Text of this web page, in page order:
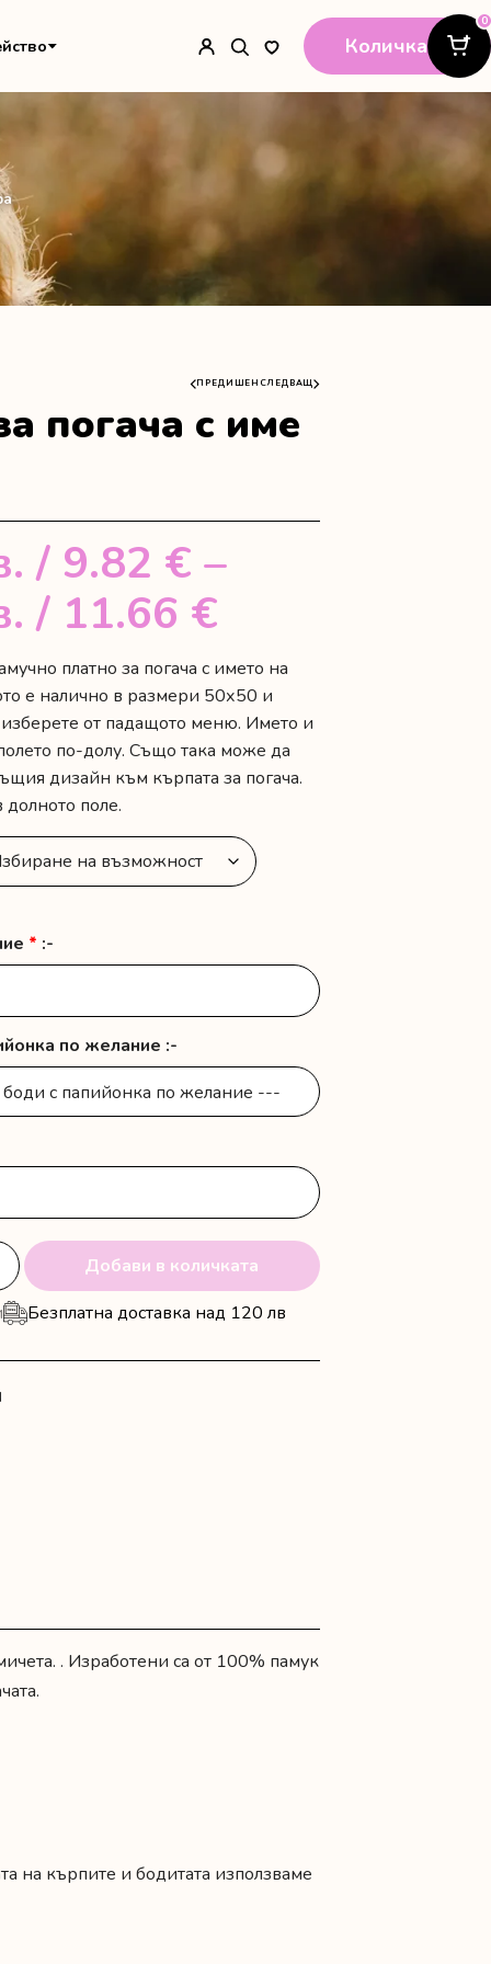
Количка
0
ПРЕДИШЕН СЛЕДВАЩ
погача с име
/ 9.82 € –
/ 11.66 €Price
range:
19.20 лв.
/
through
/
11.66 €
платно за погача с името на
е налично в размери 50х50 и
от падащото меню. Името и
по-долу. Също така може да
дизайн към кърпата за погача.
долното поле.
* :-
по желание :-
Добави в количката
Безплатна доставка над 120 лв
. Изработени са от 100% памук
на кърпите и бодитата използваме